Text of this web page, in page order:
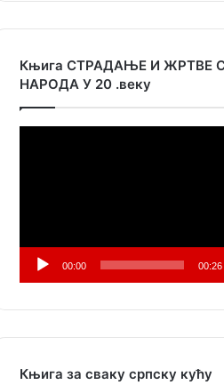
Књига СТРАДАЊЕ И ЖРТВЕ
НАРОДА У 20 .веку
00:00 00:26
Књига за сваку српску кућу